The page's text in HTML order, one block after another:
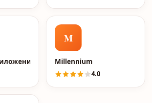
Skinepic
M
Millennium
4.0